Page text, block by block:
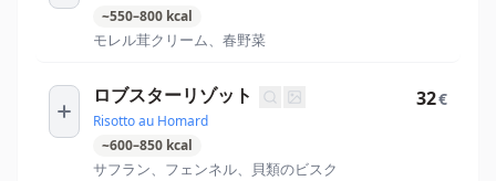
~550–800 kcal
モレル茸クリーム、春野菜
ロブスターリゾット
Risotto au Homard
~600–850 kcal
サフラン、フェンネル、貝類のビスク
32€